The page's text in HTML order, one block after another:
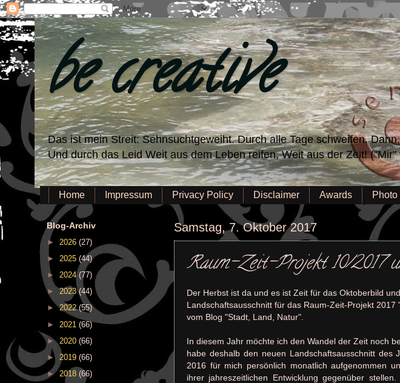
be creative
Das ist mein Streit: Sehnsuchtgeweiht. Durch alle Tage schweifen.
Und durch das Leid Weit aus dem Leben reifen, Weit aus der Zeit!
Home Impressum Privacy Policy Disclaimer Awards Photo
Samstag, 7. Oktober 2017
Raum-Zeit-Projekt 10/2017
Der Herbst ist da und es ist Zeit für das Oktoberbild
Landschaftsausschnitt für das Raum-Zeit-Projekt 2017
vom Blog "Stadt, Land, Natur".
In diesem Jahr möchte ich den Wandel der Zeit noch
habe deshalb den neuen Landschaftsausschnitt des
2016 für mich persönlich monatlich aufgenommen
ihrer jahreszeitlichen Entwicklung gegenüber
Blog-Archiv
► 2026 (27)
► 2025 (44)
► 2024 (77)
► 2023(44)
►2022(55)
► 2021 (66)
► 2020 (66)
► 2019 (66)
► 2018 (66)